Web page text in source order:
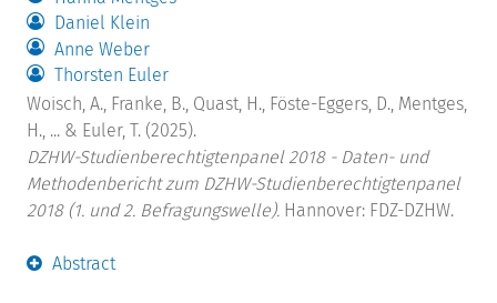
Daniel Klein
Anne Weber
Thorsten Euler
Woisch, A., Franke, B., Quast, H., Föste-Eggers, D., Mentges,
H., ... & Euler, T. (2025).
DZHW-Studienberechtigtenpanel 2018 - Daten- und
Methodenbericht zum DZHW-Studienberechtigtenpanel
2018 (1. und 2. Befragungswelle). Hannover: FDZ-DZHW.
Abstract